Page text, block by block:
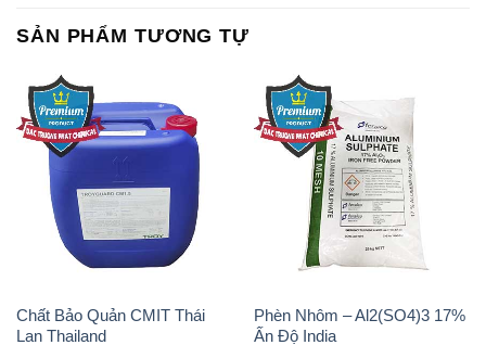
SẢN PHẨM TƯƠNG TỰ
Chất Bảo Quản CMIT Thái
Lan Thailand
Phèn Nhôm – Al2(SO4)3 17%
Ấn Độ India